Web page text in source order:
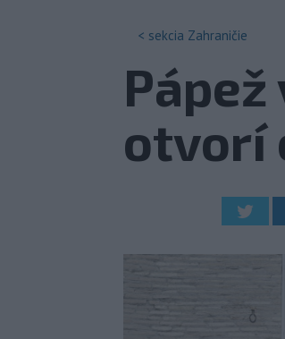
< sekcia Zahraničie
otvorí